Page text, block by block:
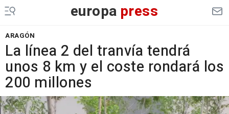
europa press
ARAGÓN
La línea 2 del tranvía tendrá
unos 8 km y el coste rondará los
200 millones